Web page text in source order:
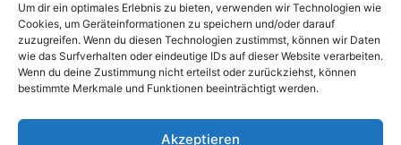
Um dir ein optimales Erlebnis zu bieten, verwenden wir Technologien wie
Cookies, um Geräteinformationen zu speichern und/oder darauf
zuzugreifen. Wenn du diesen Technologien zustimmst, können wir Daten
wie das Surfverhalten oder eindeutige IDs auf dieser Website verarbeiten.
Wenn du deine Zustimmung nicht erteilst oder zurückziehst, können
bestimmte Merkmale und Funktionen beeinträchtigt werden.
Akzeptieren